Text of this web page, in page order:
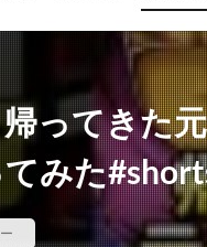
帰ってきた
みた